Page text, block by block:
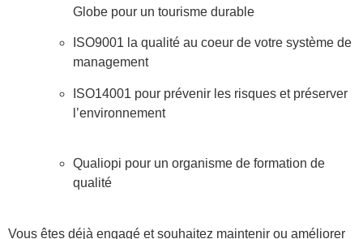
Globe pour un tourisme durable
ISO9001 la qualité au coeur de votre système de
management
ISO14001 pour prévenir les risques et préserver
l’environnement
Qualiopi pour un organisme de formation de
qualité
Vous êtes déjà engagé et souhaitez maintenir ou améliorer